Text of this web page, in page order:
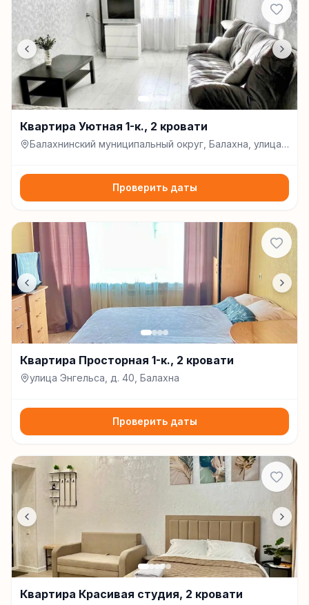
Квартира Уютная 1-к., 2 кровати
Балахнинский муниципальный округ, Балахна, улица
Проверить даты
Квартира Просторная 1-к., 2 кровати
улица Энгельса, д. 40, Балахна
Проверить даты
Квартира Красивая студия, 2 кровати